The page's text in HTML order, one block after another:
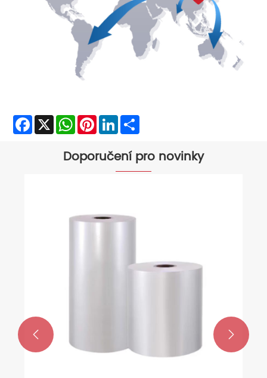
Facebook
X WhatsApp
PinterestLinkedIn
Doporučení pro novinky
 